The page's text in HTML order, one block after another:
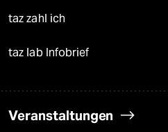
taz zahl ich
taz lab Infobrief
Veranstaltungen